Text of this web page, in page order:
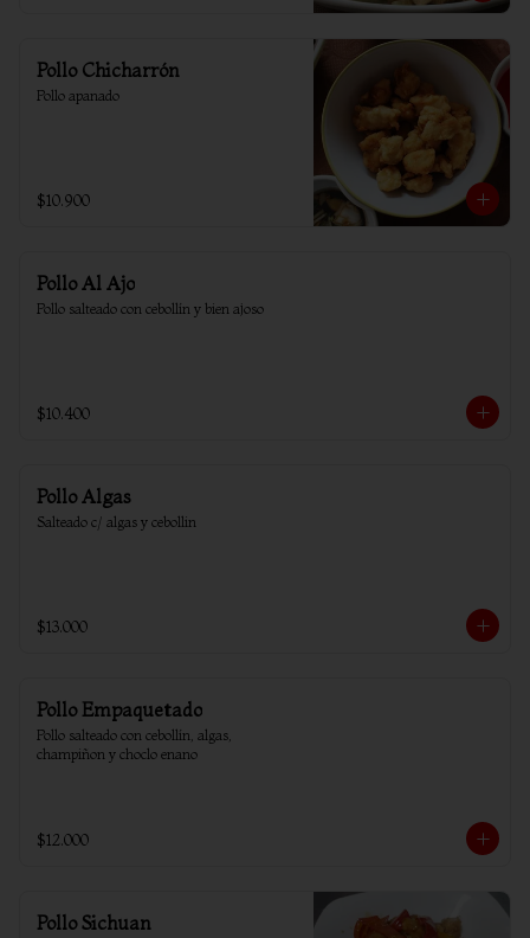
Pollo Chicharrón
Pollo apanado
$10.900
Pollo Al Ajo
Pollo salteado con cebollín y bien ajoso
$10.400
Pollo Algas
Salteado c/ algas y cebollin
$13.000
Pollo Empaquetado
Pollo salteado con cebollín, algas,
champiñon y choclo enano
$12.000
Pollo Sichuan